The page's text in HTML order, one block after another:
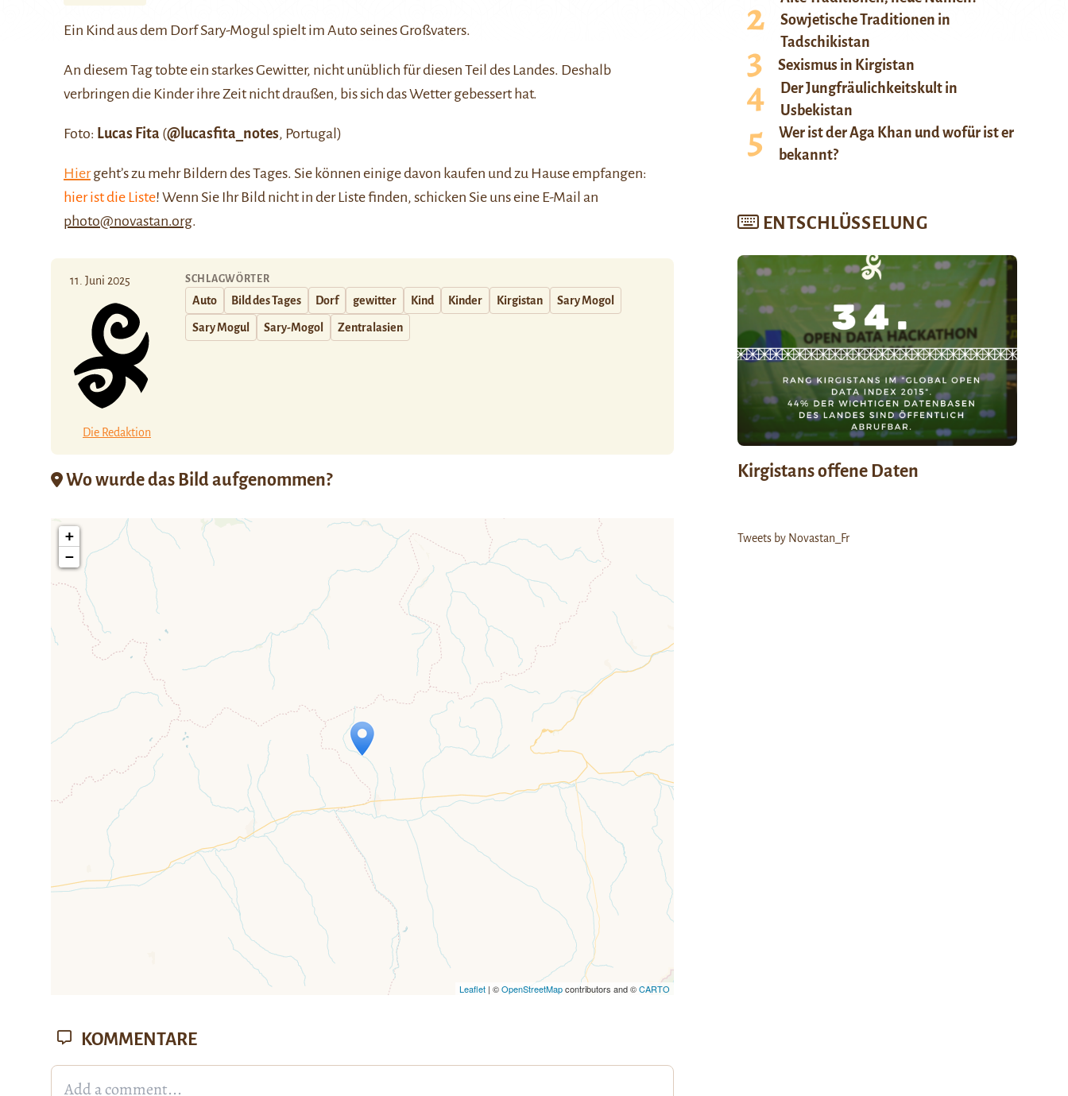
Ein Kind aus dem Dorf Sary-Mogul spielt im Auto seines Großvaters.
An diesem Tag tobte ein starkes Gewitter, nicht unüblich für diesen Teil des Landes. Deshalb
verbringen die Kinder ihre Zeit nicht draußen, bis sich das Wetter gebessert hat.
Foto: Lucas Fita (@lucasfita_notes, Portugal)
Hiergeht’s zu mehr Bildern des Tages. Sie können einige davon kaufen und zu Hause empfangen:
hier ist die Liste! Wenn Sie Ihr Bild nicht in der Liste finden, schicken Sie uns eine E-Mail an
photo@novastan.org.
11. Juni 2025
Die Redaktion
SCHLAGWÖRTER
Auto Bild des Tages Dorf gewitter Kind Kinder Kirgistan Sary Mogol
Sary Mogul Sary-Mogol Zentralasien
Wo wurde das Bild aufgenommen?
Travelers' Map wird geladen …
Wenn du dies siehst, nachdem deine Seite vollständig geladen wurde,
fehlen leafletJS-Dateien.
+
−
Leaflet | ©OpenStreetMapcontributors and ©CARTO
Sowjetische Traditionen in
Tadschikistan
Sexismus in Kirgistan
Der Jungfräulichkeitskult in
Usbekistan
Wer ist der Aga Khan und wofür ist er
bekannt?
ENTSCHLÜSSELUNG
Kirgistans offene Daten
Tweets by Novastan_Fr
KOMMENTARE